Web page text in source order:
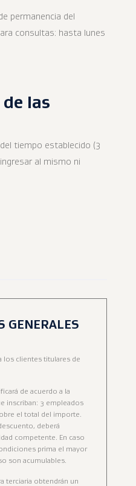
del
consultas: hasta lunes
las
tiempo establecido (3
al mismo ni
GENERALES
los clientes titulares de
de acuerdo a la
inscriban: 3 empleados
el total del importe.
deberá
competente. En caso
prima el mayor
son acumulables.
terciaria obtendrán un